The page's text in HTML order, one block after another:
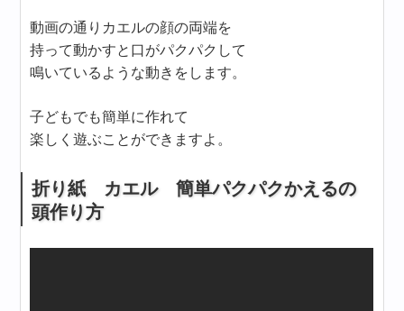
動画の通りカエルの顔の両端を
持って動かすと口がパクパクして
鳴いているような動きをします。
子どもでも簡単に作れて
楽しく遊ぶことができますよ。
折り紙 カエル 簡単パクパクかえるの
頭作り方